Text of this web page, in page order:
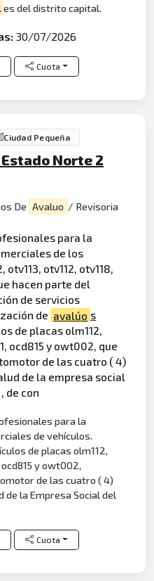
es del distrito capital.
30/07/2026
Cuota
Ciudad Pequeña
Norte 2
De Avaluo / Revisoria
para la
de los
otv113, otv112, otv118,
hacen parte del
de servicios
de avalúo s
de placas olm112,
ocd815 y owt002, que
de las cuatro ( 4)
de la empresa social
de con
para la
de vehículos.
de placas olm112,
ocd815 y owt002,
de las cuatro ( 4)
de la Empresa Social del
Cuota